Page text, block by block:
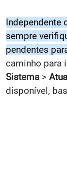
Independente
sempre
pendentes
caminho para
Sistema >
disponível,